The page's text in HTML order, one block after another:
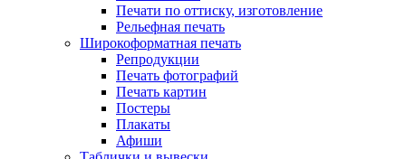
Печати по оттиску, изготовление
Рельефная печать
Широкоформатная печать
Репродукции
Печать фотографий
Печать картин
Постеры
Плакаты
Афиши